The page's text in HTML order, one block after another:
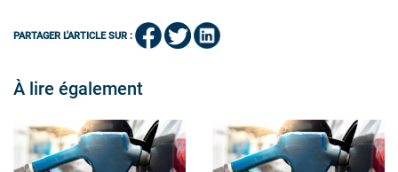
PARTAGER L'ARTICLE SUR :
À lire également